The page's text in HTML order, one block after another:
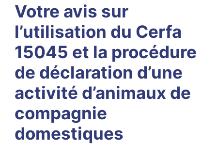
Votre avis sur
l’utilisation du Cerfa
15045 et la procédure
de déclaration d’une
activité d’animaux de
compagnie
domestiques